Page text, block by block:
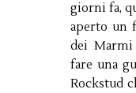
giorni fa,
aperto un
dei Marmi
fare una
Rockstud